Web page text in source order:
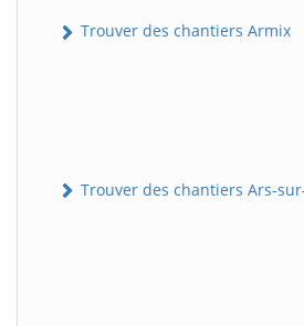
Trouver des chantiers Armix
Trouver des chantiers Ars-